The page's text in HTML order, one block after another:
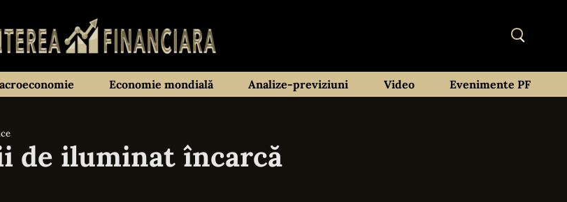
Economie mondială Analize-previziuni Video Evenimente PF
de iluminat încarcă